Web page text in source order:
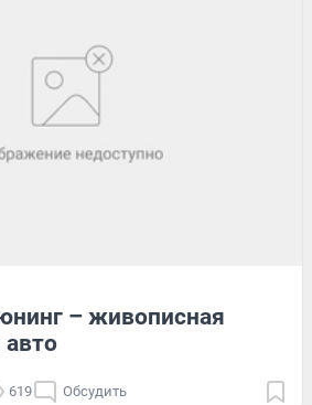
– живописная
619 Обсудить